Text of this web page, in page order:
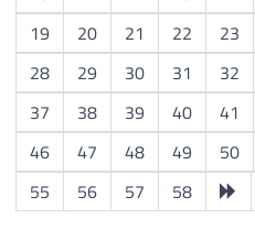
19
20 21 22 23
28
29 30 31 32
37
38 39 40 41
46
47 48 49 50
55
56 57 58